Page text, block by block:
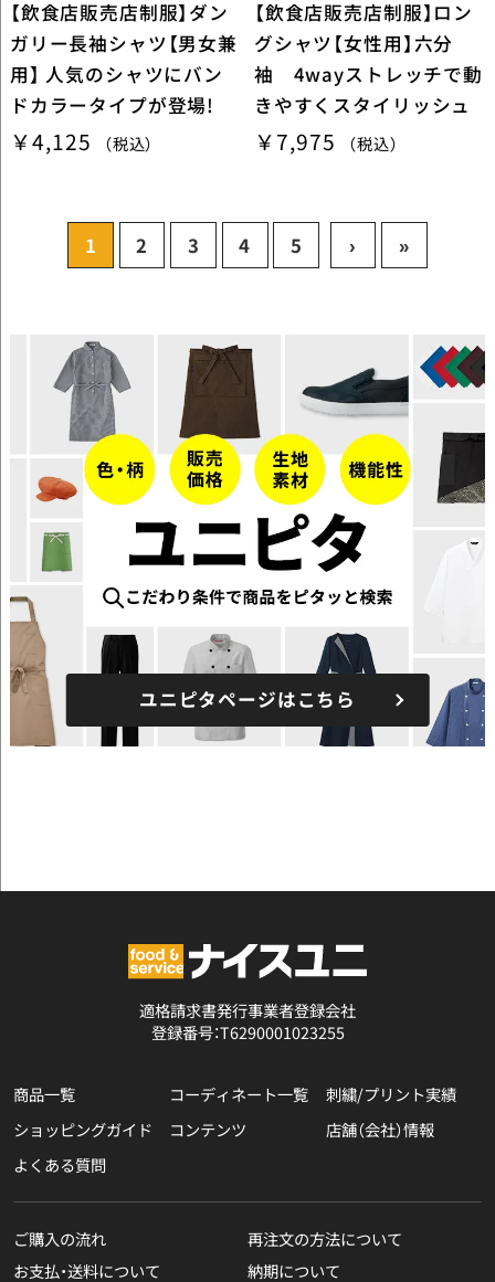
【飲食店販売店制服】ダン
ガリー長袖シャツ【男女兼
用】 人気のシャツにバン
ドカラータイプが登場!
￥4,125 （税込）
【飲食店販売店制服】ロン
グシャツ【女性用】六分
袖 4wayストレッチで動
きやすくスタイリッシュ
￥7,975 （税込）
1 2 3 4 5 › »
ユニピタページはこちら
適格請求書発行事業者登録会社
登録番号：T6290001023255
商品一覧 コーディネート一覧
刺繍/プリント実績
ショッピングガイド
コンテンツ
店舗（会社）情報
よくある質問
ご購入の流れ
再注文の方法について
お支払・送料について
納期について